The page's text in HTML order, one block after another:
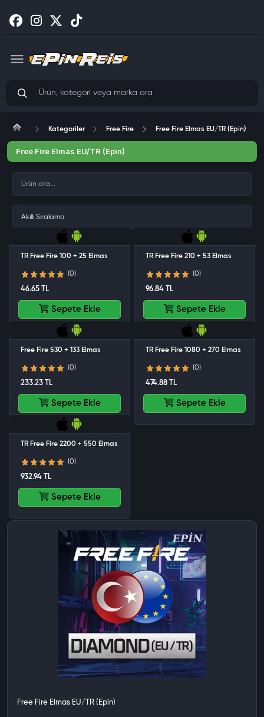
Kategoriler Free Fire Free Fire Elmas EU/TR (Epin)
Free Fire Elmas EU/TR (Epin)
TR Free Fire 100 + 25 Elmas
(0)
46.65 TL
Sepete Ekle
TR Free Fire 210 + 53 Elmas
(0)
96.84 TL
Sepete Ekle
Free Fire 530 + 133 Elmas
(0)
233.23 TL
Sepete Ekle
TR Free Fire 1080 + 270 Elmas
(0)
474.88 TL
Sepete Ekle
TR Free Fire 2200 + 550 Elmas
(0)
932.94 TL
Sepete Ekle
Free Fire Elmas EU/TR (Epin)